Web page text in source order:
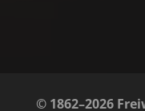
© 1862–2026